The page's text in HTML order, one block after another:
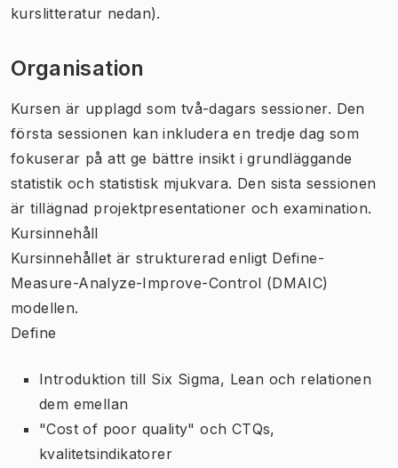
kurslitteratur nedan).
Organisation
Kursen är upplagd som två-dagars sessioner. Den
första sessionen kan inkludera en tredje dag som
fokuserar på att ge bättre insikt i grundläggande
statistik och statistisk mjukvara. Den sista sessionen
är tillägnad projektpresentationer och examination.
Kursinnehåll
Kursinnehållet är strukturerad enligt Define-
Measure-Analyze-Improve-Control (DMAIC)
modellen.
Define
Introduktion till Six Sigma, Lean och relationen
dem emellan
"Cost of poor quality" och CTQs,
kvalitetsindikatorer